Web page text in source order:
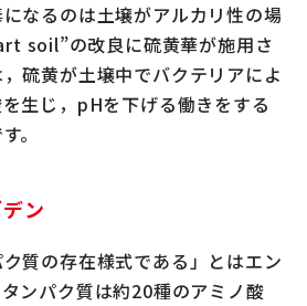
なるのは土壌がアルカリ性の場
soil”の改良に硫黄華が施用さ
硫黄が土壌中でバクテリアによ
生じ，pHを下げる働きをする
。
ン
質の存在様式である」とはエン
ンパク質は約20種のアミノ酸